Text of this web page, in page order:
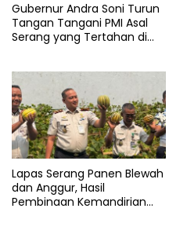
Gubernur Andra Soni Turun
Tangan Tangani PMI Asal
Serang yang Tertahan di
Lapas Serang Panen Blewah
dan Anggur, Hasil
Pembinaan Kemandirian